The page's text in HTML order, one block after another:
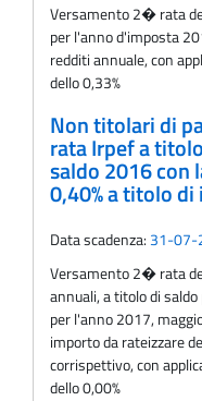
Versamento 2� rata
per l'anno d'imposta
redditi annuale, con
dello 0,33%
Non titolari di
rata Irpef a
saldo 2016 con
0,40% a titolo
Data scadenza: 31-07-
Versamento 2� rata
annuali, a titolo di
per l'anno 2017,
importo da rateizzare
corrispettivo, con
dello 0,00%